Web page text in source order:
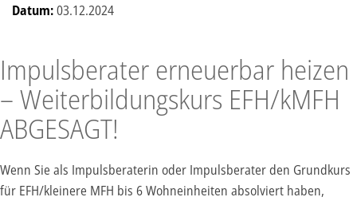
Datum:03.12.2024
Impulsberater erneuerbar heizen
– Weiterbildungskurs EFH/kMFH
ABGESAGT!
Wenn Sie als Impulsberaterin oder Impulsberater den Grundkurs
für EFH/kleinere MFH bis 6 Wohneinheiten absolviert haben,